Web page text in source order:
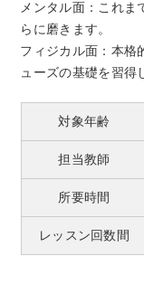
メンタル面：これま
らに磨きます。
フィジカル面：本格
ューズの基礎を習得
対象年齢
担当教師
所要時間
レッスン回数間